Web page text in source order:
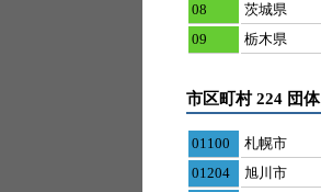
08
茨城県
09
栃木県
市区町村 224 団体
01100
札幌市
01204
旭川市